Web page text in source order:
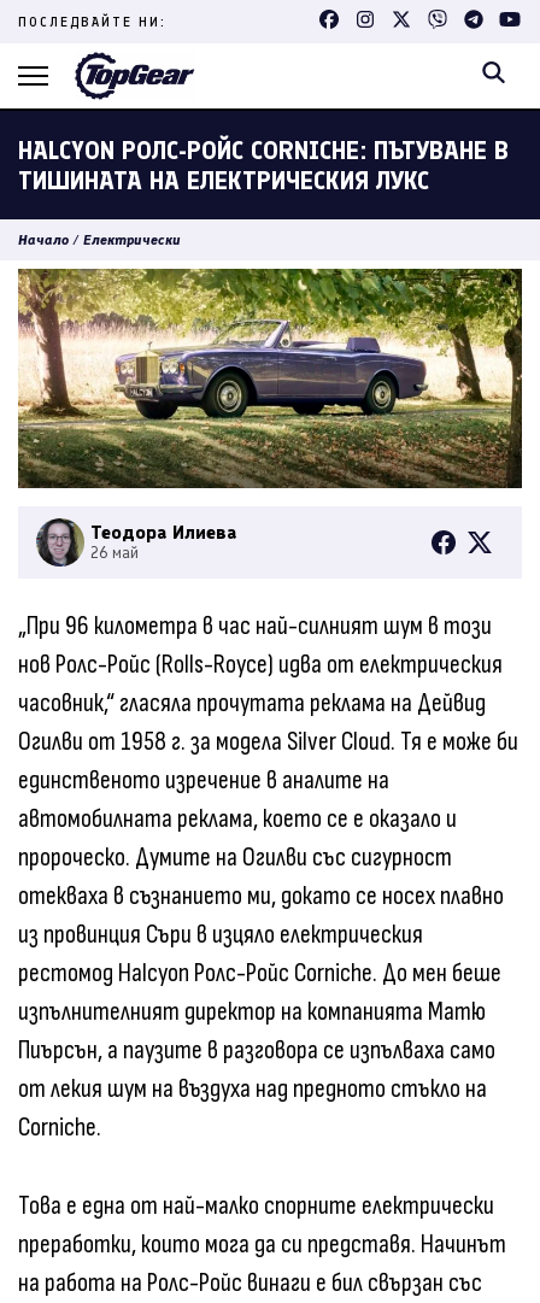
Skip
content
ПОСЛЕДВАЙТЕ НИ:
HALCYON РОЛС-РОЙС CORNICHE: ПЪТУВАНЕ В
ТИШИНАТА НА ЕЛЕКТРИЧЕСКИЯ ЛУКС
Начало / Електрически
Теодора Илиева
26 май
„При 96 километра в час най-силният шум в този
нов Ролс-Ройс (Rolls-Royce) идва от електрическия
часовник,“ гласяла прочутата реклама на Дейвид
Огилви от 1958 г. за модела Silver Cloud. Тя е може би
единственото изречение в аналите на
автомобилната реклама, което се е оказало и
пророческо. Думите на Огилви със сигурност
отекваха в съзнанието ми, докато се носех плавно
из провинция Съри в изцяло електрическия
рестомод Halcyon Ролс-Ройс Corniche. До мен беше
изпълнителният директор на компанията Матю
Пиърсън, а паузите в разговора се изпълваха само
от лекия шум на въздуха над предното стъкло на
Corniche.
Това е една от най-малко спорните електрически
преработки, които мога да си представя. Начинът
на работа на Ролс-Ройс винаги е бил свързан със